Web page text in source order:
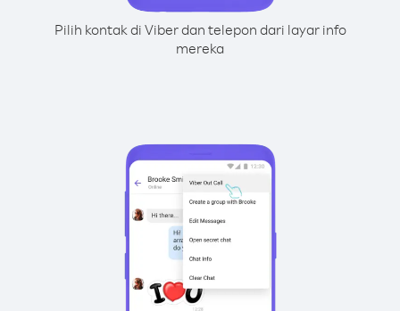
Pilih kontak di Viber dan telepon dari layar info
mereka